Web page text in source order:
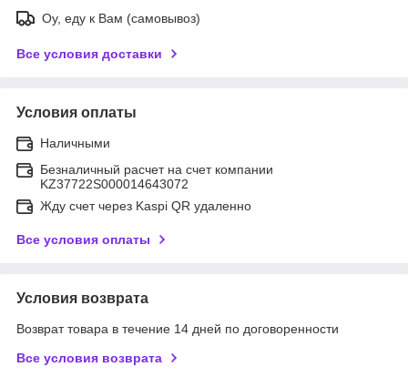
Оу, еду к Вам (самовывоз)
Все условия доставки
Условия оплаты
Наличными
Безналичный расчет на счет компании
KZ37722S000014643072
Жду счет через Kaspi QR удаленно
Все условия оплаты
Условия возврата
Возврат товара в течение 14 дней по договоренности
Все условия возврата